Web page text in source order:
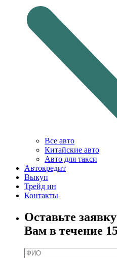
Все авто
Китайские авто
Авто для такси
Автокредит
Выкуп
Трейд ин
Контакты
Оставьте
Вам в течение